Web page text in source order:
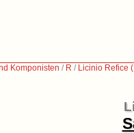
Komponisten / R / Licinio Refice